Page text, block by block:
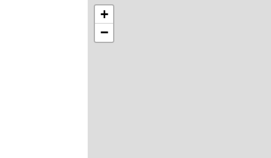
+
−